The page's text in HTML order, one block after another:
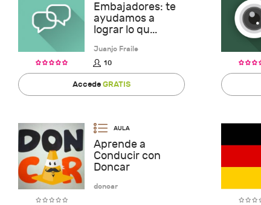
Embajadores: te
ayudamos a
lograr lo qu...
Juanjo Fraile
10
AccedeGRATIS
Aprende a
Conducir con
Doncar
doncar